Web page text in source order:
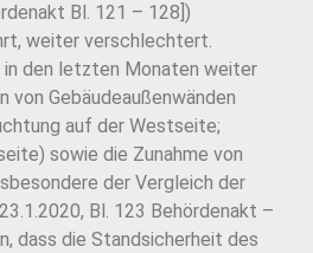
Bl. 121 – 128])
weiter verschlechtert.
in den letzten Monaten weiter
von Gebäudeaußenwänden
auf der Westseite;
sowie die Zunahme von
der Vergleich der
Bl. 123 Behördenakt –
dass die Standsicherheit des